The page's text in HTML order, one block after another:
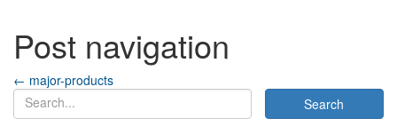
Post navigation
← major-products